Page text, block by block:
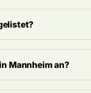
Mannheim an?